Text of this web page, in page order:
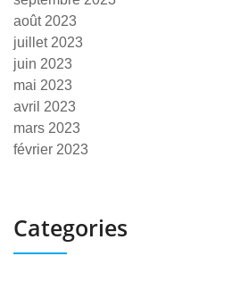
août 2023
juillet 2023
juin 2023
mai 2023
avril 2023
mars 2023
février 2023
Categories